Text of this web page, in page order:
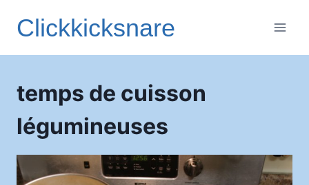
Clickkicksnare
temps de cuisson
légumineuses